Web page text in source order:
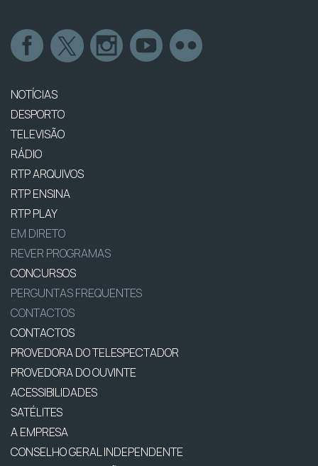
NOTÍCIAS
DESPORTO
TELEVISÃO
RÁDIO
RTP ARQUIVOS
RTP ENSINA
RTP PLAY
EM DIRETO
REVER PROGRAMAS
CONCURSOS
PERGUNTAS FREQUENTES
CONTACTOS
CONTACTOS
PROVEDORA DO TELESPECTADOR
PROVEDORA DO OUVINTE
ACESSIBILIDADES
SATÉLITES
A EMPRESA
CONSELHO GERAL INDEPENDENTE